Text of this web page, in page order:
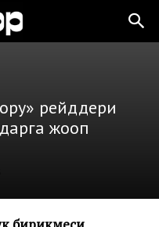
рейддери
жооп